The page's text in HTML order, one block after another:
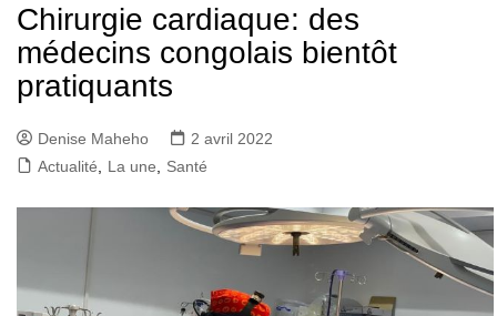
Chirurgie cardiaque: des
médecins congolais bientôt
pratiquants
Denise Maheho
2 avril 2022
Actualité
La une Santé